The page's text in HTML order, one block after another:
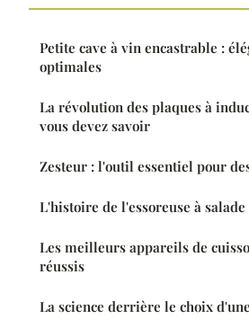
Petite cave à vin encastrable :
optimales
La révolution des plaques à
vous devez savoir
Zesteur : l'outil essentiel pour
L'histoire de l'essoreuse à salade
Les meilleurs appareils de
réussis
La science derrière le choix